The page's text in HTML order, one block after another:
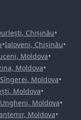
Chișinău•
•Ialoveni, Chișinău•
Moldova•
Moldova•
Sîngerei, Moldova•
Moldova•
Ungheni, Moldova•
Moldova•